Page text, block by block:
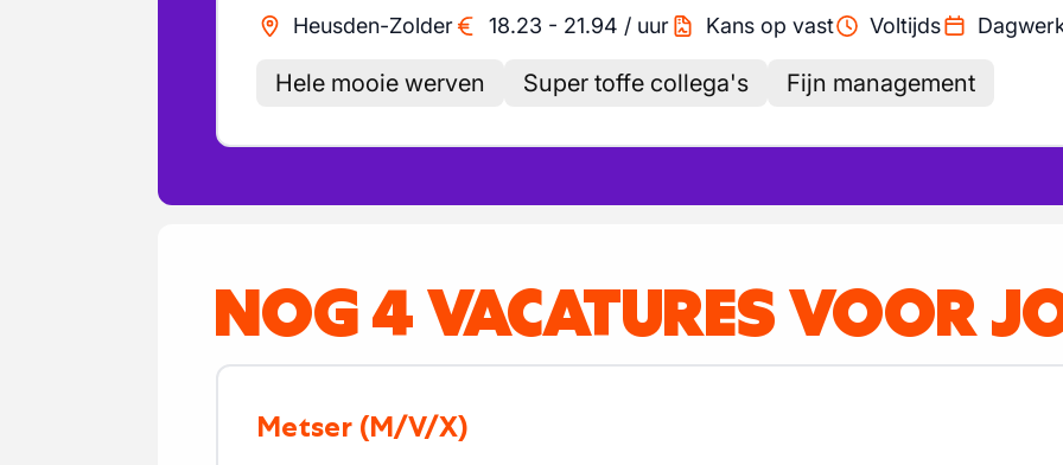
Heusden-Zolder 18.23 - 21.94 / uur Kans op vast Voltijds
Hele mooie werven Super toffe collega's Fijn management
NOG 4 VACATURES VOOR
Metser (M/V/X)